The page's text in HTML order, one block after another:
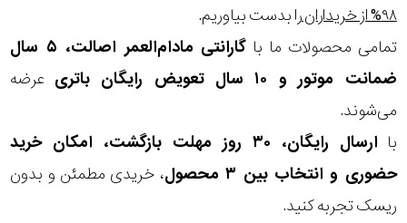
۹۸% از خریداران
را بدست بیاوریم.
تمامی محصولات ما با
گارانتی مادام‌العمر اصالت، ۵ سال
ضمانت موتور و ۱۰ سال تعویض رایگان باتری
عرضه
می‌شوند.
با
ارسال رایگان، ۳۰ روز مهلت بازگشت، امکان خرید
حضوری و انتخاب بین ۳ محصول
، خریدی مطمئن و بدون
ریسک تجربه کنید.
قاب
ویژگی
نوع
موتور
رنگ